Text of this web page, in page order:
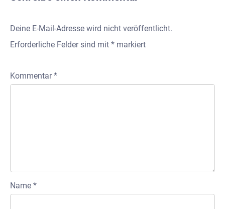
Deine E-Mail-Adresse wird nicht veröffentlicht.
Erforderliche Felder sind mit * markiert
Kommentar*
Name *